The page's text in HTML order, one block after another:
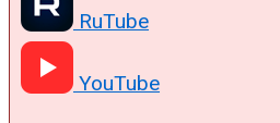
RuTube
YouTube